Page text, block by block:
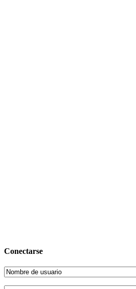
Conectarse